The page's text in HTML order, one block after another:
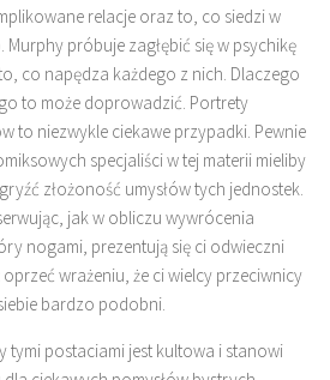
relacje oraz to, co siedzi w
próbuje zagłębić się w psychikę
co napędza każdego z nich. Dlaczego
to może doprowadzić. Portrety
to niezwykle ciekawe przypadki. Pewnie
specjaliści w tej materii mieliby
złożoność umysłów tych jednostek.
jak w obliczu wywrócenia
nogami, prezentują się ci odwieczni
oprzeć wrażeniu, że ci wielcy przeciwnicy
bardzo podobni.
tymi postaciami jest kultowa i stanowi